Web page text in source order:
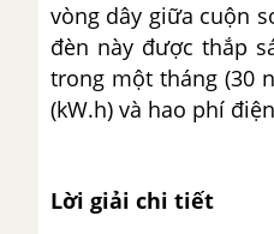
vòng dây giữa cuộn
đèn này được thắp
trong một tháng (30
(kW.h) và hao phí
Lời giải chi tiết